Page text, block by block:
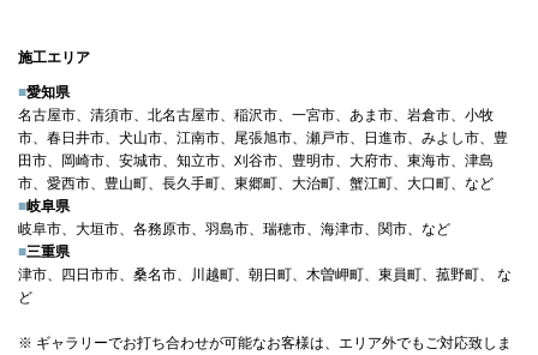
施工エリア
■愛知県
名古屋市、清須市、北名古屋市、稲沢市、一宮市、あま市、岩倉市、小牧
市、春日井市、犬山市、江南市、尾張旭市、瀬戸市、日進市、みよし市、豊
田市、岡崎市、安城市、知立市、刈谷市、豊明市、大府市、東海市、津島
市、愛西市、豊山町、長久手町、東郷町、大治町、蟹江町、大口町、など
■岐阜県
岐阜市、大垣市、各務原市、羽島市、瑞穂市、海津市、関市、など
■三重県
津市、四日市市、桑名市、川越町、朝日町、木曽岬町、東員町、菰野町、 な
ど
※ ギャラリーでお打ち合わせが可能なお客様は、エリア外でもご対応致しま